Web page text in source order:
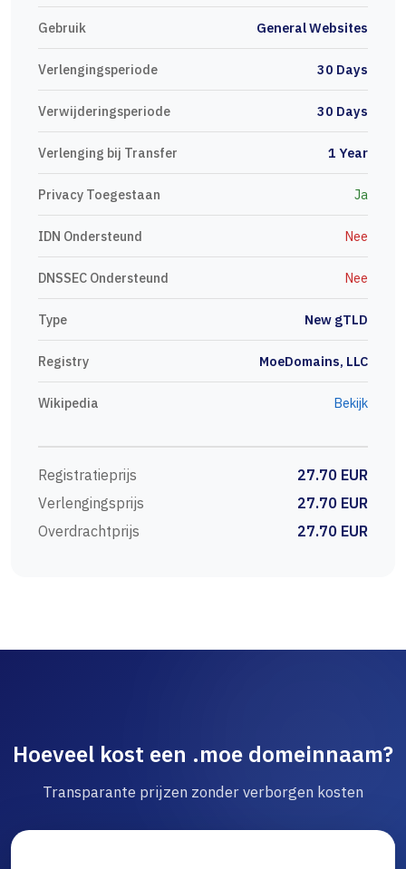
Gebruik General Websites
Verlengingsperiode 30 Days
Verwijderingsperiode 30 Days
Verlenging bij Transfer 1 Year
Privacy Toegestaan Ja
IDN Ondersteund Nee
DNSSEC Ondersteund Nee
Type New gTLD
Registry MoeDomains, LLC
Wikipedia Bekijk
Registratieprijs
27.70 EUR
Verlengingsprijs
27.70 EUR
Overdrachtprijs
27.70 EUR
Hoeveel kost een .moe domeinnaam?
Transparante prijzen zonder verborgen kosten